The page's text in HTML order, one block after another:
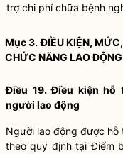
trợ chi phí chữa bệnh
Mục 3. ĐIỀU KIỆN, MỨC,
CHỨC NĂNG LAO ĐỘNG
Điều 19. Điều kiện hỗ
người lao động
Người lao động được
theo quy định tạiĐiểm